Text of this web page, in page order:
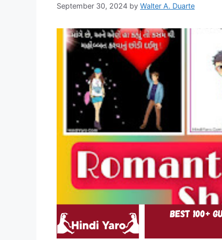
September 30, 2024 by Walter A. Duarte